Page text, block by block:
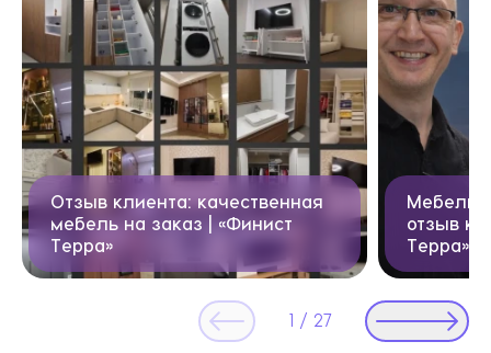
Отзыв клиента: качественная
мебель на заказ | «Финист
Терра»
Мебель
отзыв
Терра»
1 / 27